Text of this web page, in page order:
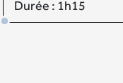
Durée : 1h15